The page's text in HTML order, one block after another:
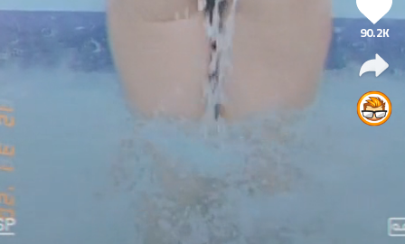
90.2K